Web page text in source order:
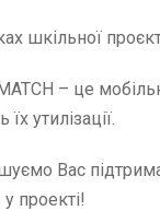
шкільної
– це
їх утилізації.
Вас
у проекті!